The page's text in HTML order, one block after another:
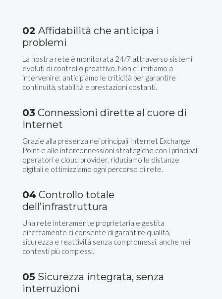
02 Affidabilità che anticipa i
problemi
La nostra rete è monitorata 24/7 attraverso sistemi
evoluti di controllo proattivo. Non ci limitiamo a
intervenire: anticipiamo le criticità per garantire
continuità, stabilità e prestazioni costanti.
03 Connessioni dirette al cuore di
Internet
Grazie alla presenza nei principali Internet Exchange
Point e alle interconnessioni strategiche con i principali
operatori e cloud provider, riduciamo le distanze
digitali e ottimizziamo ogni percorso di rete.
04 Controllo totale
dell’infrastruttura
Una rete interamente proprietaria e gestita
direttamente ci consente di garantire qualità,
sicurezza e reattività senza compromessi, anche nei
contesti più complessi.
05 Sicurezza integrata, senza
interruzioni